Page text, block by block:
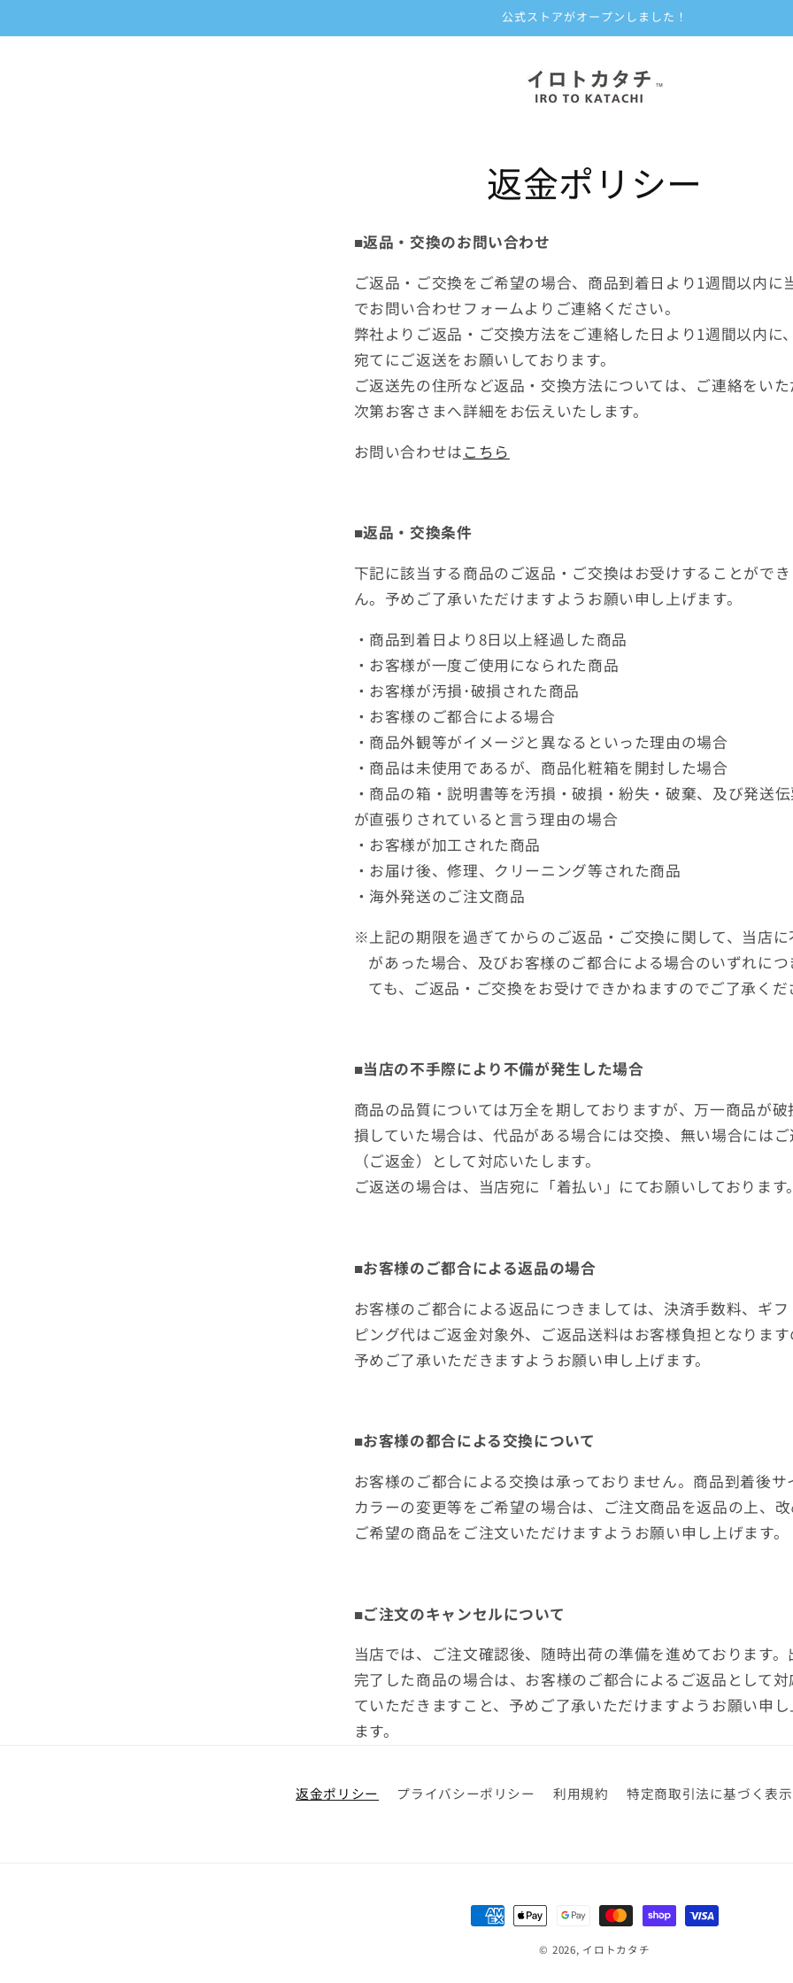
進む
公式ストアがオープンしました！
返金ポリシー
■返品・交換のお問い合わせ
ご返品・ご交換をご希望の場合、商品到着日より1週間以内に
でお問い合わせフォームよりご連絡ください。
弊社よりご返品・ご交換方法をご連絡した日より1週間以内に
宛てにご返送をお願いしております。
ご返送先の住所など返品・交換方法については、ご連絡をい
次第お客さまへ詳細をお伝えいたします。
お問い合わせは こちら
■返品・交換条件
下記に該当する商品のご返品・ご交換はお受けすることがで
ん。予めご了承いただけますようお願い申し上げます。
・商品到着日より8日以上経過した商品
・お客様が一度ご使用になられた商品
・お客様が汚損･破損された商品
・お客様のご都合による場合
・商品外観等がイメージと異なるといった理由の場合
・商品は未使用であるが、商品化粧箱を開封した場合
・商品の箱・説明書等を汚損・破損・紛失・破棄、及び発送
が直張りされていると言う理由の場合
・お客様が加工された商品
・お届け後、修理、クリーニング等された商品
・海外発送のご注文商品
※上記の期限を過ぎてからのご返品・ご交換に関して、当店に
があった場合、及びお客様のご都合による場合のいずれに
ても、ご返品・ご交換をお受けできかねますのでご了承くだ
■当店の不手際により不備が発生した場合
商品の品質については万全を期しておりますが、万一商品が破
損していた場合は、代品がある場合には交換、無い場合には
（ご返金）として対応いたします。
ご返送の場合は、当店宛に「着払い」にてお願いしております
■お客様のご都合による返品の場合
お客様のご都合による返品につきましては、決済手数料、ギ
ピング代はご返金対象外、ご返品送料はお客様負担となりま
予めご了承いただきますようお願い申し上げます。
■お客様の都合による交換について
お客様のご都合による交換は承っておりません。商品到着後サ
カラーの変更等をご希望の場合は、ご注文商品を返品の上、
ご希望の商品をご注文いただけますようお願い申し上げます。
■ご注文のキャンセルについて
当店では、ご注文確認後、随時出荷の準備を進めております。
完了した商品の場合は、お客様のご都合によるご返品として
ていただきますこと、予めご了承いただけますようお願い申
ます。
返金ポリシー プライバシーポリシー 利用規約 特定商取引法に基づく表示
決
© 2026, イロトカタチ